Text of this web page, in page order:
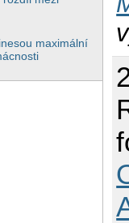
maximální